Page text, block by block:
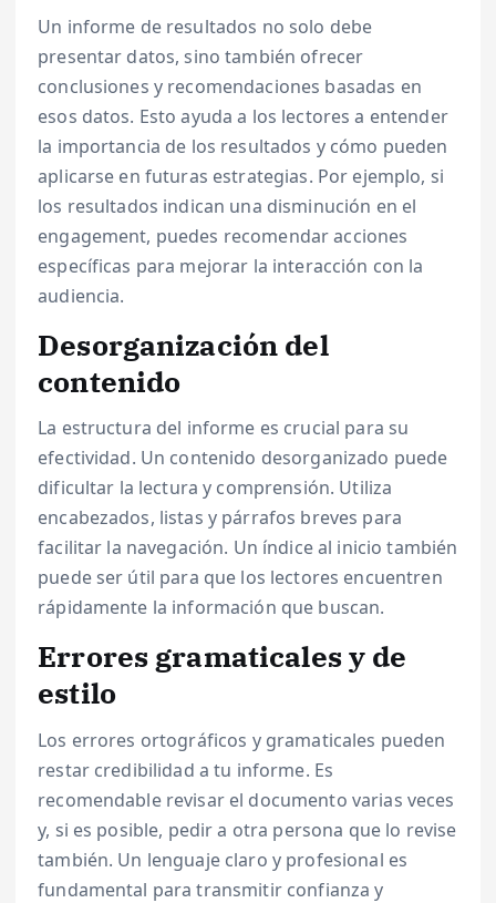
Un informe de resultados no solo debe
presentar datos, sino también ofrecer
conclusiones y recomendaciones basadas en
esos datos. Esto ayuda a los lectores a entender
la importancia de los resultados y cómo pueden
aplicarse en futuras estrategias. Por ejemplo, si
los resultados indican una disminución en el
engagement, puedes recomendar acciones
específicas para mejorar la interacción con la
audiencia.
Desorganización del
contenido
La estructura del informe es crucial para su
efectividad. Un contenido desorganizado puede
dificultar la lectura y comprensión. Utiliza
encabezados, listas y párrafos breves para
facilitar la navegación. Un índice al inicio también
puede ser útil para que los lectores encuentren
rápidamente la información que buscan.
Errores gramaticales y de
estilo
Los errores ortográficos y gramaticales pueden
restar credibilidad a tu informe. Es
recomendable revisar el documento varias veces
y, si es posible, pedir a otra persona que lo revise
también. Un lenguaje claro y profesional es
fundamental para transmitir confianza y